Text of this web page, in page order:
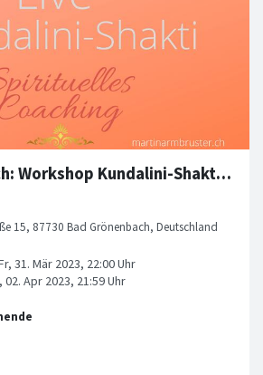
Bad Grönenbach: Workshop Kundalini-Shakti (01.04 & 02.04)
15, 87730 Bad Grönenbach, Deutschland